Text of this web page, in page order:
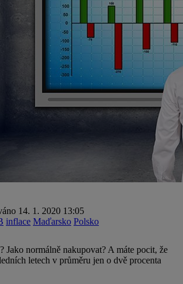
14. 1. 2020 13:05
inflace Maďarsko Polsko
Jako normálně nakupovat? A máte pocit, že
letech v průměru jen o dvě procenta